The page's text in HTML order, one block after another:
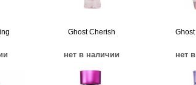
Ghost Cherish
нет в наличии нет